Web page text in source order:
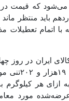
که قیمت در
باید منتظر
اتمام تعطیلات
۲۵‌هزار و ۸۵۱تومان
عرضه‌شده